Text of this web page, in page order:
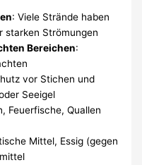
: Viele Strände haben
starken Strömungen
Bereichen:
vor Stichen und
Seeigel
Feuerfische, Quallen
Mittel, Essig (gegen